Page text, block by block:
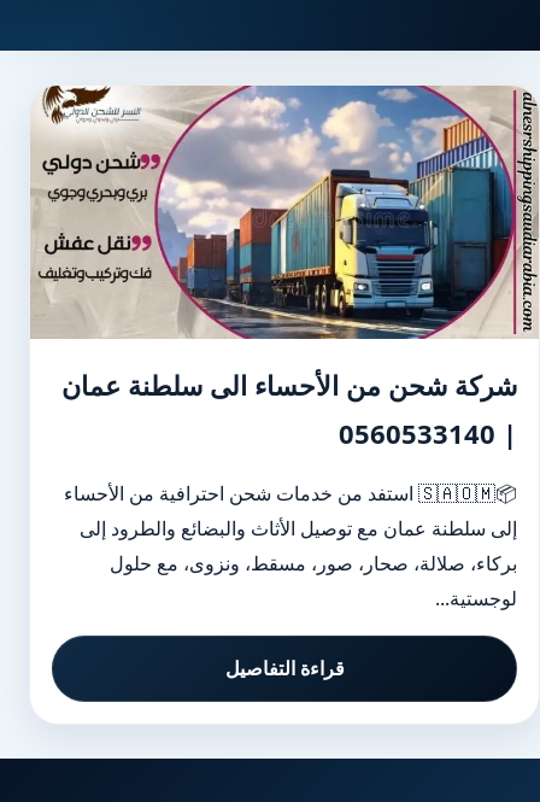
شركة شحن من الأحساء الى سلطنة عمان
| 0560533140
📦🇸🇦🇴🇲 استفد من خدمات شحن احترافية من الأحساء
إلى سلطنة عمان مع توصيل الأثاث والبضائع والطرود إلى
بركاء، صلالة، صحار، صور، مسقط، ونزوى، مع حلول
لوجستية...
قراءة التفاصيل